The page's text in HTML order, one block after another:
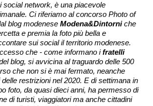
social network, è una piacevole
Ci riferiamo al concorso Photo of
blog modeneseModena&Dintorniche
e premia la foto più bella e
sui social il territorio modenese.
che - come informano ifratelli
blog, si avvicina al traguardo delle 500
che non si è mai fermato, neanche
restrizioni nel 2020. E di settimana in
foto, da quasi dieci anni, ha permesso di
di turisti, viaggiatori ma anche cittadini